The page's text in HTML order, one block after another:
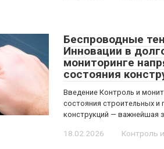
Беспроводные
Инновации в
мониторинге
состояния
Введение Контроль и
состояния строительных
конструкций — важнейшая
18.02.2026 Контроль